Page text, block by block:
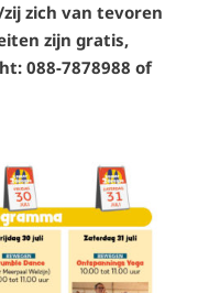
zich van tevoren
zijn gratis,
088-7878988 of